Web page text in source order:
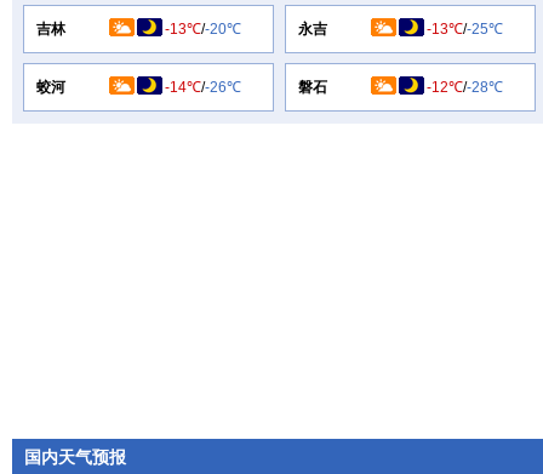
吉林 -13℃/-20℃ 永吉 -13℃/-25℃
蛟河 -14℃/-26℃ 磐石 -12℃/-28℃
国内天气预报